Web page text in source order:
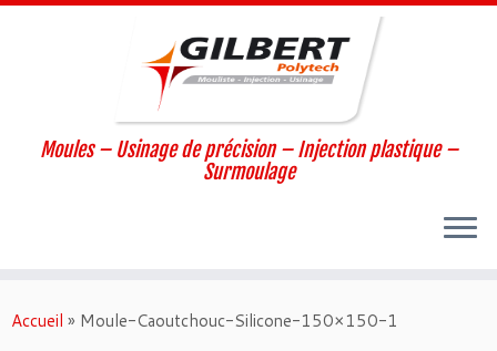
au
Moules – Usinage de précision – Injection plastique –
Surmoulage
Accueil » Moule-Caoutchouc-Silicone-150×150-1